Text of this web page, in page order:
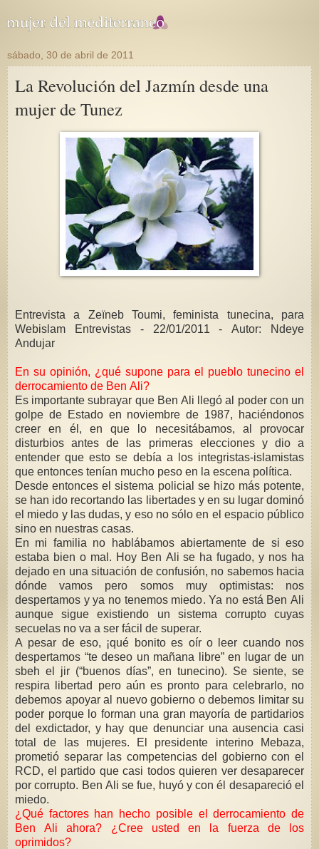
sábado, 30 de abril de 2011
La Revolución del Jazmín desde una
mujer de Tunez
Entrevista a Zeïneb Toumi, feminista tunecina, para
Webislam Entrevistas - 22/01/2011 - Autor: Ndeye
Andujar
En su opinión, ¿qué supone para el pueblo tunecino el
derrocamiento de Ben Ali?
Es importante subrayar que Ben Ali llegó al poder con un
golpe de Estado en noviembre de 1987, haciéndonos
creer en él, en que lo necesitábamos, al provocar
disturbios antes de las primeras elecciones y dio a
entender que esto se debía a los integristas-islamistas
que entonces tenían mucho peso en la escena política.
Desde entonces el sistema policial se hizo más potente,
se han ido recortando las libertades y en su lugar dominó
el miedo y las dudas, y eso no sólo en el espacio público
sino en nuestras casas.
En mi familia no hablábamos abiertamente de si eso
estaba bien o mal. Hoy Ben Ali se ha fugado, y nos ha
dejado en una situación de confusión, no sabemos hacia
dónde vamos pero somos muy optimistas: nos
despertamos y ya no tenemos miedo. Ya no está Ben Ali
aunque sigue existiendo un sistema corrupto cuyas
secuelas no va a ser fácil de superar.
A pesar de eso, ¡qué bonito es oír o leer cuando nos
despertamos “te deseo un mañana libre” en lugar de un
sbeh el jir (“buenos días”, en tunecino). Se siente, se
respira libertad pero aún es pronto para celebrarlo, no
debemos apoyar al nuevo gobierno o debemos limitar su
poder porque lo forman una gran mayoría de partidarios
del exdictador, y hay que denunciar una ausencia casi
total de las mujeres. El presidente interino Mebaza,
prometió separar las competencias del gobierno con el
RCD, el partido que casi todos quieren ver desaparecer
por corrupto. Ben Ali se fue, huyó y con él desapareció el
miedo.
¿Qué factores han hecho posible el derrocamiento de
Ben Ali ahora? ¿Cree usted en la fuerza de los
oprimidos?